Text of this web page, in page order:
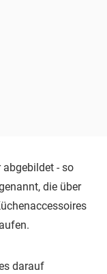
- so
die über
darauf